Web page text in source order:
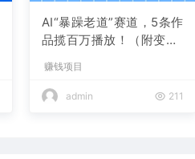
AI“暴躁老道”赛道，5条作
品揽百万播放！（附变现
赚钱项目
admin 211